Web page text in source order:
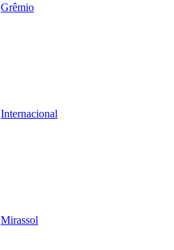
Grêmio
Internacional
Mirassol